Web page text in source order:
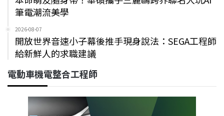
筆電潮流美學
2026-08-07
開放世界音速小子幕後推手現身說法：SEGA工程師
給新鮮人的求職建議
電動車機電整合工程師